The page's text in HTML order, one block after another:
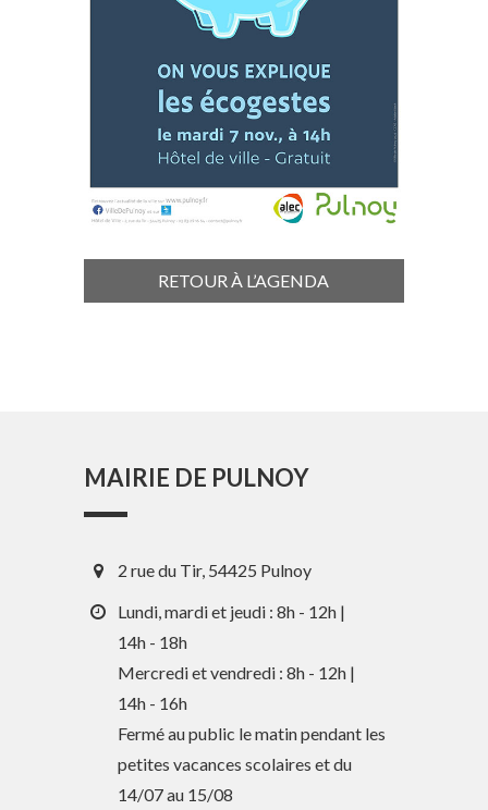
RETOUR À L’AGENDA
Guide des activités et services
MAIRIE DE PULNOY
2 rue du Tir, 54425 Pulnoy
Lundi, mardi et jeudi : 8h - 12h |
14h - 18h
Mercredi et vendredi : 8h - 12h |
14h - 16h
Fermé au public le matin pendant les
petites vacances scolaires et du
14/07 au 15/08